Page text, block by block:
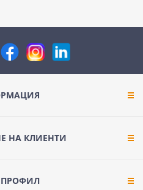
НА КЛИЕНТИ